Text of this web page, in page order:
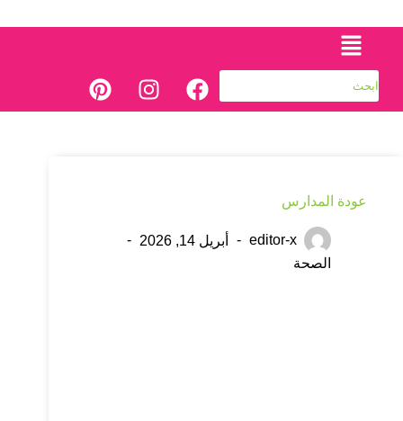
عودة المدارس
editor-x
أبريل 14, 2026
الصحة